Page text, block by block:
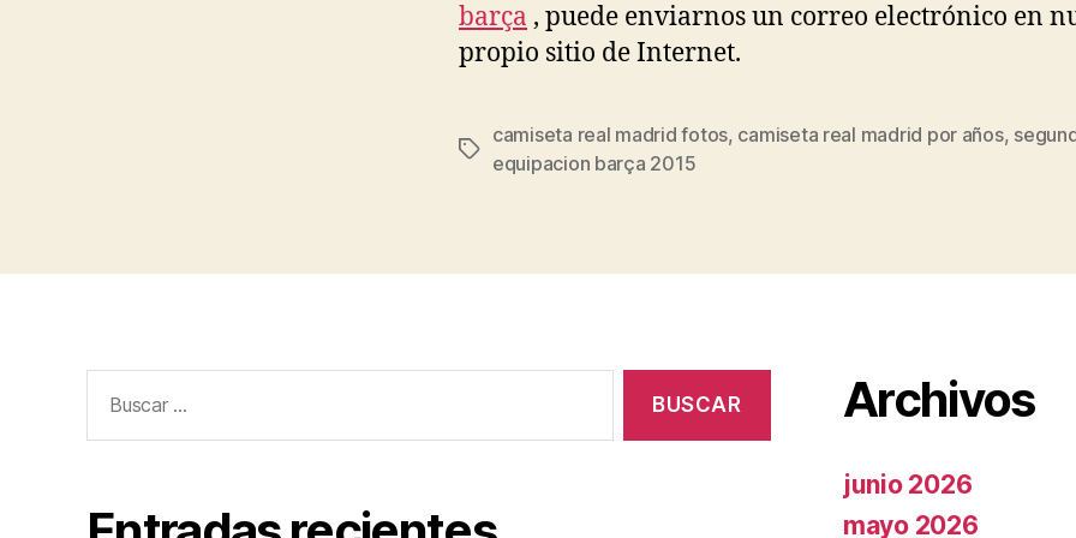
barça , puede enviarnos un correo electrónico en
propio sitio de Internet.
Etiquetas
camiseta real madrid fotos, camiseta real madrid por años,
equipacion barça 2015
Archivos
junio 2026
mayo 2026